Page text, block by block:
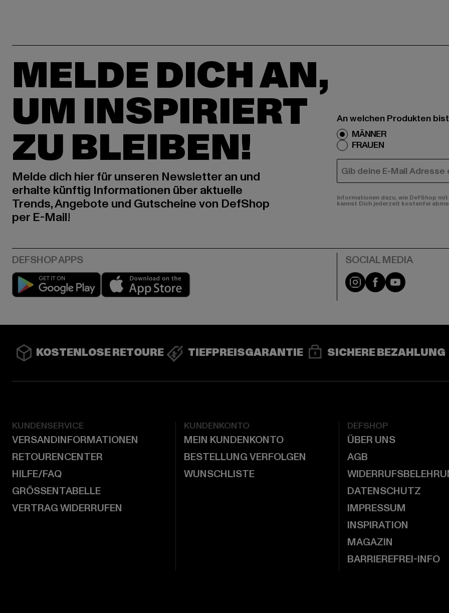
MELDE DICH AN,
UM INSPIRIERT
ZU BLEIBEN!
Melde dich hier für unseren Newsletter an und
erhalte künftig Informationen über aktuelle
Trends, Angebote und Gutscheine von DefShop
per E-Mail!
An welchen Produkten
MÄNNER
FRAUEN
E-MAIL
Informationen dazu, wie DefShop
kannst Dich jederzeit kostenfei
Play market Instagram
FacebookYouTube
KOSTENLOSE RETOURE TIEFPREISGARANTIE SICHERE BEZAHLUNG
KUNDENSERVICE
VERSANDINFORMATIONEN
RETOURENCENTER
HILFE/FAQ
GRÖSSENTABELLE
VERTRAG WIDERRUFEN
KUNDENKONTO
MEIN KUNDENKONTO
BESTELLUNG VERFOLGEN
WUNSCHLISTE
DEFSHOP
ÜBER UNS
AGB
DATENSCHUTZ
IMPRESSUM
INSPIRATION
MAGAZIN
BARRIEREFREI-INFO